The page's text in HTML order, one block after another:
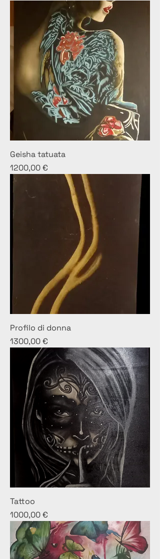
Geisha tatuata
Prezzo
1200,00 €
Profilo di donna
Prezzo
1300,00 €
Tattoo
Prezzo
1000,00 €